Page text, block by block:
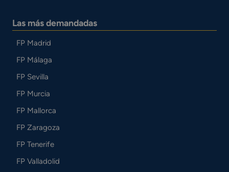
Las más demandadas
FP Madrid
FP Málaga
FP Sevilla
FP Murcia
FP Mallorca
FP Zaragoza
FP Tenerife
FP Valladolid